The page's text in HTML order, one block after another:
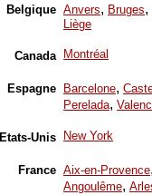
Belgique Anvers, Bruges,
Liège
Canada Montréal
Espagne Barcelone,
Perelada,
Etats-Unis New York
France Aix-en-Provence
Angoulême,